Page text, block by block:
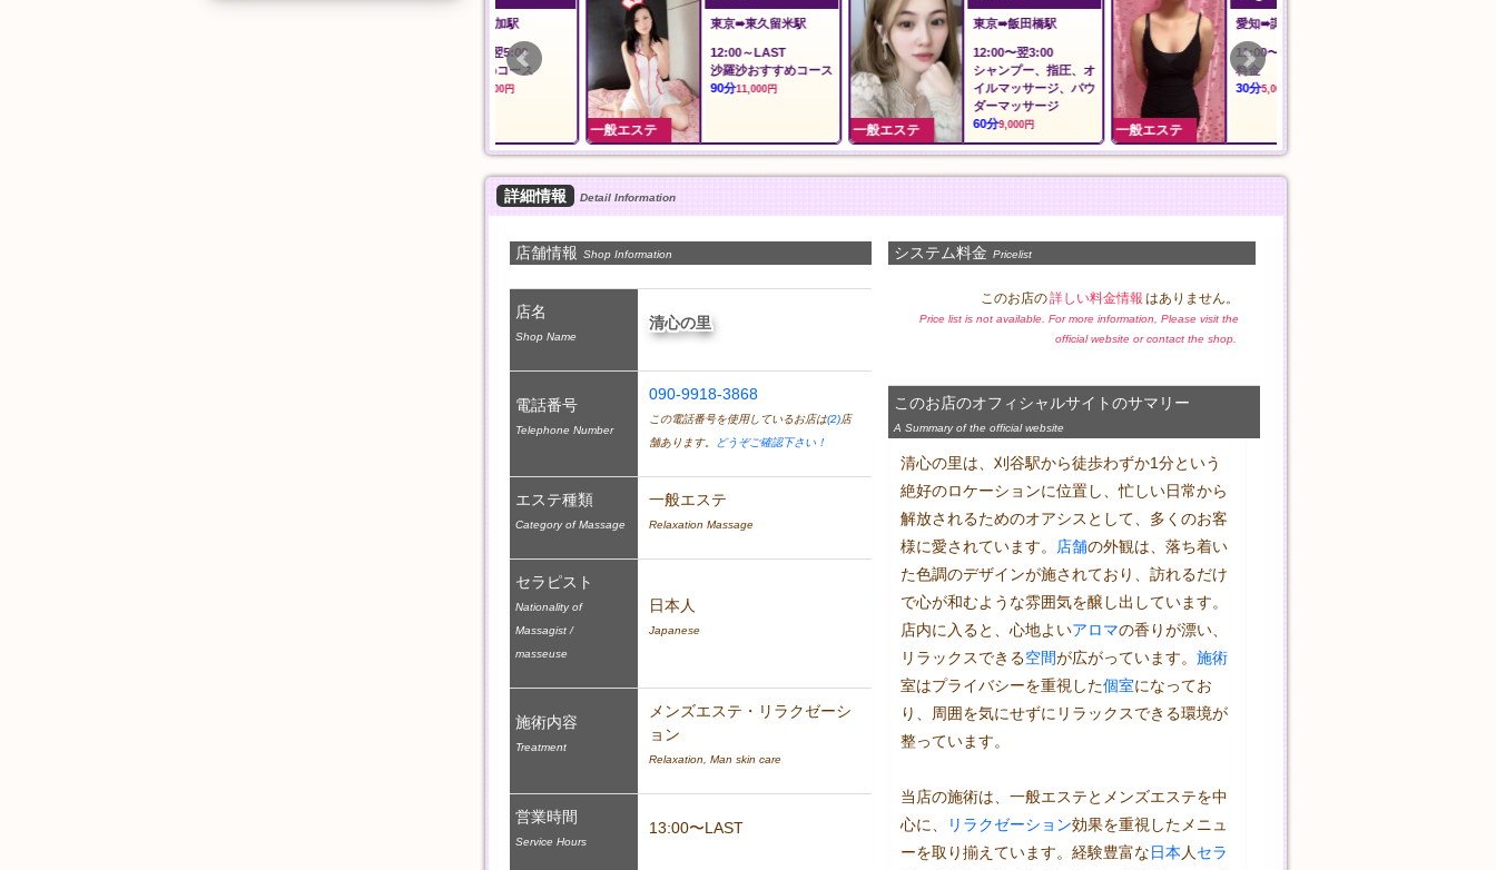
東京➠東久留米駅
12:00～LAST
沙羅沙おすすめコース
90分
11,000円
東京➠飯田橋駅
12:00〜翌3:00
シャンプー、指圧、オ
イルマッサージ、パウ
ダーマッサージ
60分 9,000円 一般エステ
愛知➠諏訪町駅
11:00〜翌02:00
料金
30分
5,000円
詳細情報 Detail Information
システム料金 Pricelist
このお店の詳しい料金情報 はありません。
Price list is not available. For more information, Please visit the
official website or contact the shop.
このお店のオフィシャルサイトのサマリー
A Summary of the official website
清心の里は、刈谷駅から徒歩わずか1分という
絶好のロケーションに位置し、忙しい日常から
解放されるためのオアシスとして、多くのお客
様に愛されています。 店舗の外観は、落ち着い
た色調のデザインが施されており、訪れるだけ
で心が和むような雰囲気を醸し出しています。
店内に入ると、心地よいアロマの香りが漂い、
リラックスできる空間が広がっています。 施術
室はプライバシーを重視した個室になってお
り、周囲を気にせずにリラックスできる環境が
整っています。
当店の施術は、一般エステとメンズエステを中
心に、
リラクゼーション効果を重視したメニュ
ーを取り揃えています。経験豊富な日本人セラ
店舗情報 Shop Information
店名
Shop Name
清心の里
電話番号
Telephone Number
090-9918-3868
この電話番号を使用しているお店は(2)店
舗あります。 どうぞご確認下さい！
エステ種類
Category of Massage
一般エステ
Relaxation Massage
セラピスト
Nationality of
Massagist /
masseuse
日本人
Japanese
施術内容
Treatment
メンズエステ・リラクゼーシ
ョン
Relaxation, Man skin care
営業時間
Service Hours
13:00〜LAST